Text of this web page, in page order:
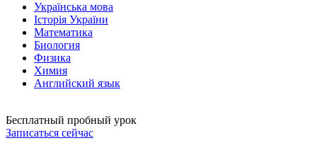
Українська мова
Історія України
Математика
Биология
Физика
Химия
Английский язык
Бесплатный пробный урок
Записаться сейчас